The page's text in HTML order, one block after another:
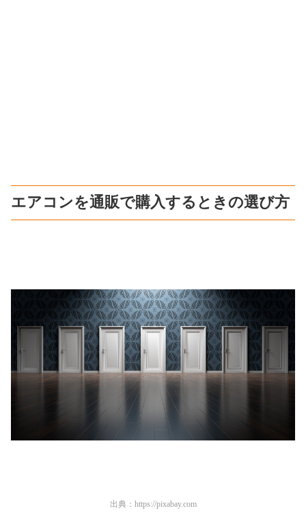
エアコンを通販で購入するときの選び方
出典： https://pixabay.com